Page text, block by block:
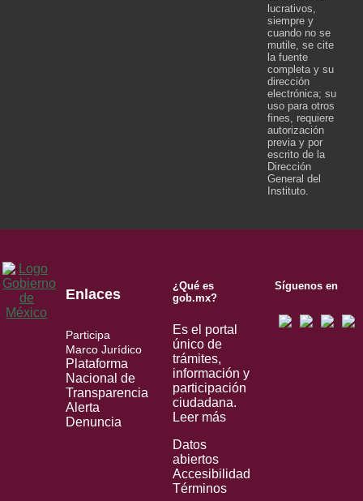
lucrativos,
siempre y
cuando no se
mutile, se cite
la fuente
completa y su
dirección
electrónica; su
uso para otros
fines, requiere
autorización
previa y por
escrito de la
Dirección
General del
Instituto.
Enlaces
Participa
Marco Jurídico
Plataforma
Nacional de
Transparencia
Alerta
Denuncia
¿Qué es
gob.mx?
Es el portal
único de
trámites,
información y
participación
ciudadana.
Leer más
Datos
abiertos
Accesibilidad
Términos
Síguenos en